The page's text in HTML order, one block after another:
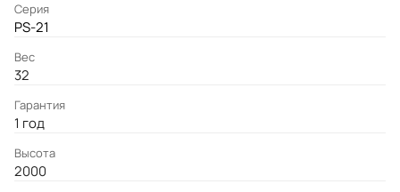
Серия
PS-21
Вес
32
Гарантия
1 год
Высота
2000